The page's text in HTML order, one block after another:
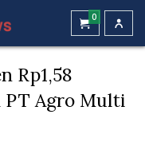
0
Rp1,58
PT Agro Multi